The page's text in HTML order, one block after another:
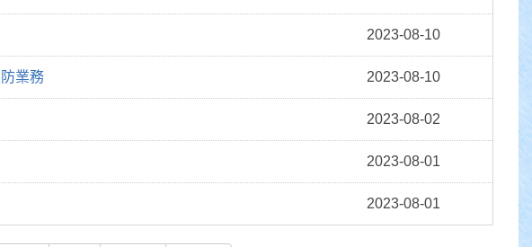
2023-08-10
業務 2023-08-10
2023-08-02
2023-08-01
2023-08-01